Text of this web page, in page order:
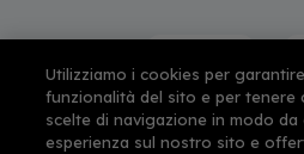
Utilizziamo i cookies per
funzionalità del sito e per tenere
scelte di navigazione in modo
esperienza sul nostro sito e